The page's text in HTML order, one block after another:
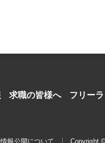
求職の皆様へ フリー
報公開について Copyright